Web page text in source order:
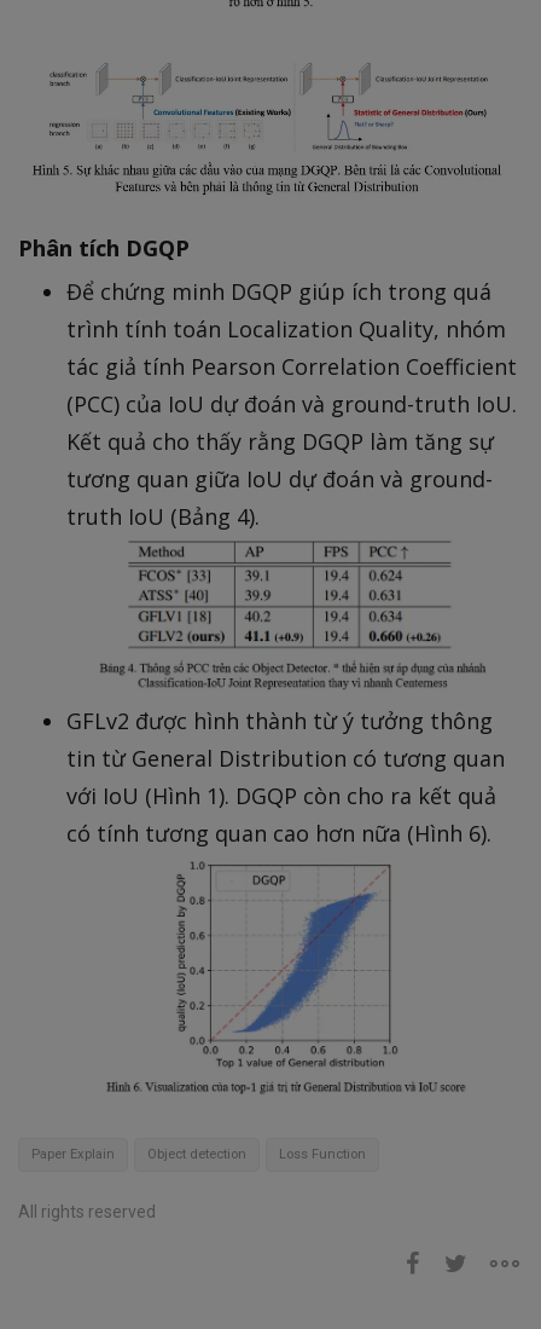
Phân tích DGQP
Để chứng minh DGQP giúp ích trong quá
trình tính toán Localization Quality, nhóm
tác giả tính Pearson Correlation Coefficient
(PCC) của IoU dự đoán và ground-truth IoU.
Kết quả cho thấy rằng DGQP làm tăng sự
tương quan giữa IoU dự đoán và ground-
truth IoU (Bảng 4).
GFLv2 được hình thành từ ý tưởng thông
tin từ General Distribution có tương quan
với IoU (Hình 1). DGQP còn cho ra kết quả
có tính tương quan cao hơn nữa (Hình 6).
Paper Explain Object detection Loss Function
All rights reserved